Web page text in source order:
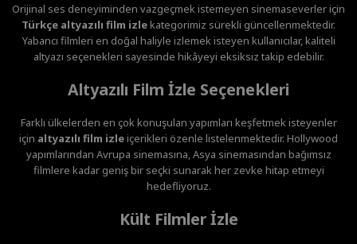
Orijinal ses deneyiminden vazgeçmek istemeyen sinemaseverler için
Türkçe altyazılı film izlekategorimiz sürekli güncellenmektedir.
Yabancı filmleri en doğal haliyle izlemek isteyen kullanıcılar, kaliteli
altyazı seçenekleri sayesinde hikâyeyi eksiksiz takip edebilir.
Altyazılı Film İzle Seçenekleri
Farklı ülkelerden en çok konuşulan yapımları keşfetmek isteyenler
için altyazılı film izleiçerikleri özenle listelenmektedir. Hollywood
yapımlarından Avrupa sinemasına, Asya sinemasından bağımsız
filmlere kadar geniş bir seçki sunarak her zevke hitap etmeyi
hedefliyoruz.
Kült Filmler İzle